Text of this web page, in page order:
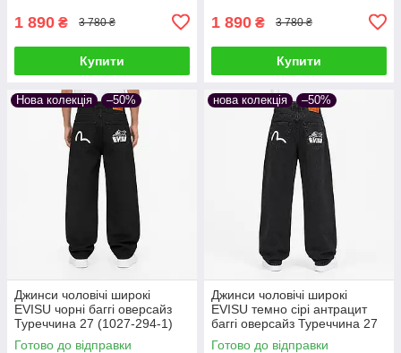
1 890 ₴ 3 780 ₴
Купити
1 890 ₴ 3 780 ₴
Купити
Нова колекція –50%
Джинси чоловічі широкі
EVISU чорні баггі оверсайз
Туреччина 27 (1027-294-1)
Готово до відправки
нова колекція –50%
Джинси чоловічі широкі
EVISU темно сірі антрацит
баггі оверсайз Туреччина 27
(1027-294-3)
Готово до відправки